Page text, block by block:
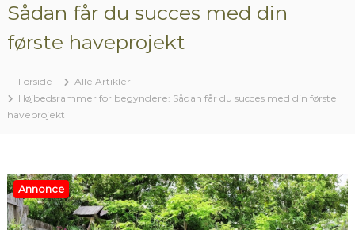
Sådan får du succes med din
første haveprojekt
Forside
Alle Artikler
Højbedsrammer for begyndere: Sådan får du succes med din første
haveprojekt
Annonce